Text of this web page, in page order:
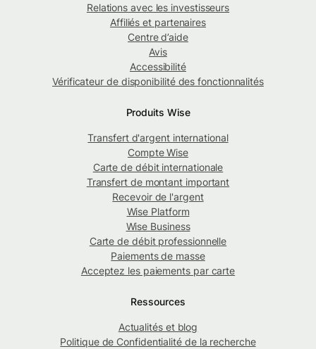
Relations avec les investisseurs
Affiliés et partenaires
Centre d’aide
Avis
Accessibilité
Vérificateur de disponibilité des fonctionnalités
Produits Wise
Transfert d'argent international
Compte Wise
Carte de débit internationale
Transfert de montant important
Recevoir de l'argent
Wise Platform
Wise Business
Carte de débit professionnelle
Paiements de masse
Acceptez les paiements par carte
Ressources
Actualités et blog
Politique de Confidentialité de la recherche